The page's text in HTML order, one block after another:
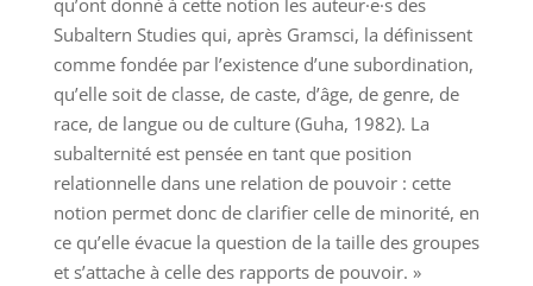
qu’ont donné à cette notion les auteur·e·s des
Subaltern Studies qui, après Gramsci, la définissent
comme fondée par l’existence d’une subordination,
qu’elle soit de classe, de caste, d’âge, de genre, de
race, de langue ou de culture (Guha, 1982). La
subalternité est pensée en tant que position
relationnelle dans une relation de pouvoir : cette
notion permet donc de clarifier celle de minorité, en
ce qu’elle évacue la question de la taille des groupes
et s’attache à celle des rapports de pouvoir. »